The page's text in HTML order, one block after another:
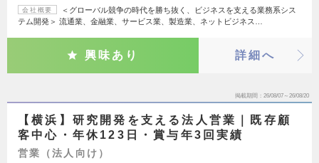
会社概要
＜グローバル競争の時代を勝ち抜く、ビジネスを支える業務系シス
テム開発＞ 流通業、金融業、サービス業、製造業、ネットビジネス…
興味あり 詳細へ
掲載期間 26/08/07～26/08/20
【横浜】研究開発を支える法人営業｜既存顧
客中心・年休123日・賞与年3回実績
営業（法人向け）